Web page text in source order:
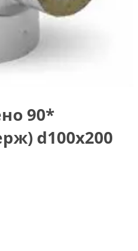
90*
d100х200